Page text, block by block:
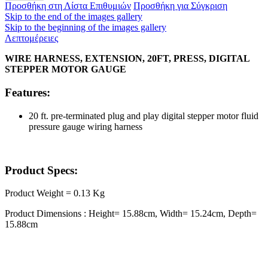
Προσθήκη στη Λίστα Επιθυμιών Προσθήκη για Σύγκριση
Skip to the end of the images gallery
Skip to the beginning of the images gallery
Λεπτομέρειες
WIRE HARNESS, EXTENSION, 20FT, PRESS, DIGITAL
STEPPER MOTOR GAUGE
Features:
20 ft. pre-terminated plug and play digital stepper motor fluid
pressure gauge wiring harness
Product Specs:
Product Weight = 0.13 Kg
Product Dimensions : Height= 15.88cm, Width= 15.24cm, Depth=
15.88cm